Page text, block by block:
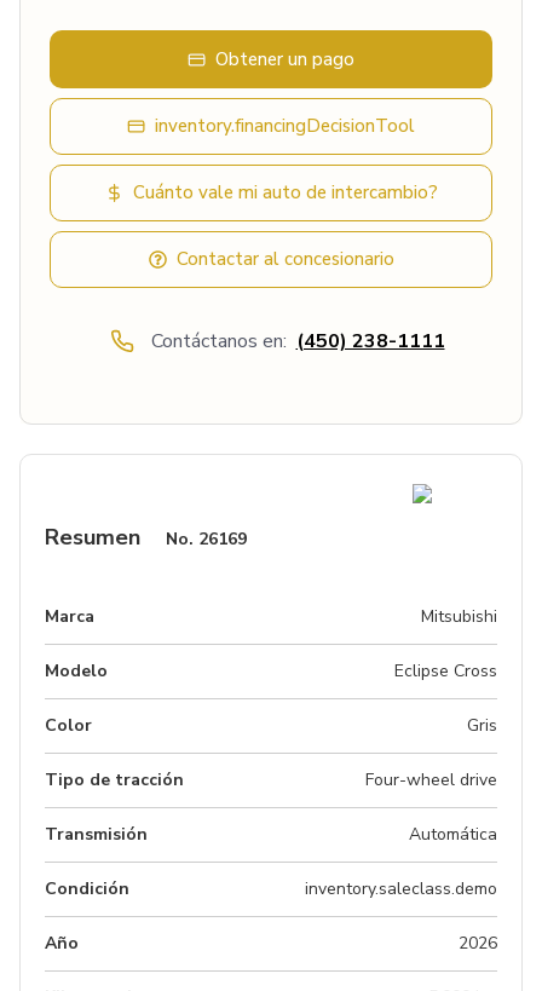
Obtener un pago
inventory.financingDecisionTool
Cuánto vale mi auto de intercambio?
Contactar al concesionario
Contáctanos en: (450) 238-1111
Resumen No. 26169
Marca Mitsubishi
Modelo Eclipse Cross
Color Gris
Tipo de tracción Four-wheel drive
Transmisión Automática
Condición inventory.saleclass.demo
Año 2026